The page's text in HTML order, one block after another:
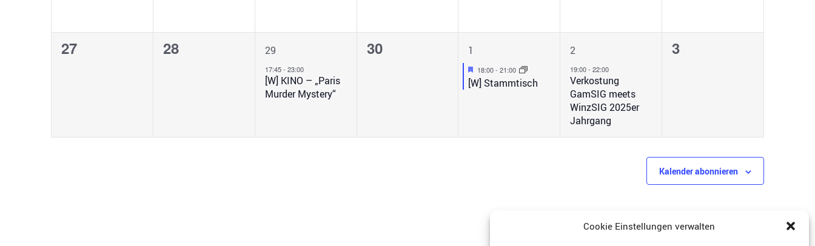
Cookie Einstellungen verwalten
0
27
0
Veranstaltungen,
28
1
Veranstaltung,
29
17:45- 23:00
[W] KINO – „Paris
Murder Mystery“
0
Veranstaltungen,
30
1
Veranstaltung,
1
Hervorgehoben
18:00-21:00
[W] Stammtisch
1
Veranstaltung,
2
19:00-22:00
Verkostung
GamSIG meets
WinzSIG 2025er
Jahrgang
0
3
Kalender abonnieren